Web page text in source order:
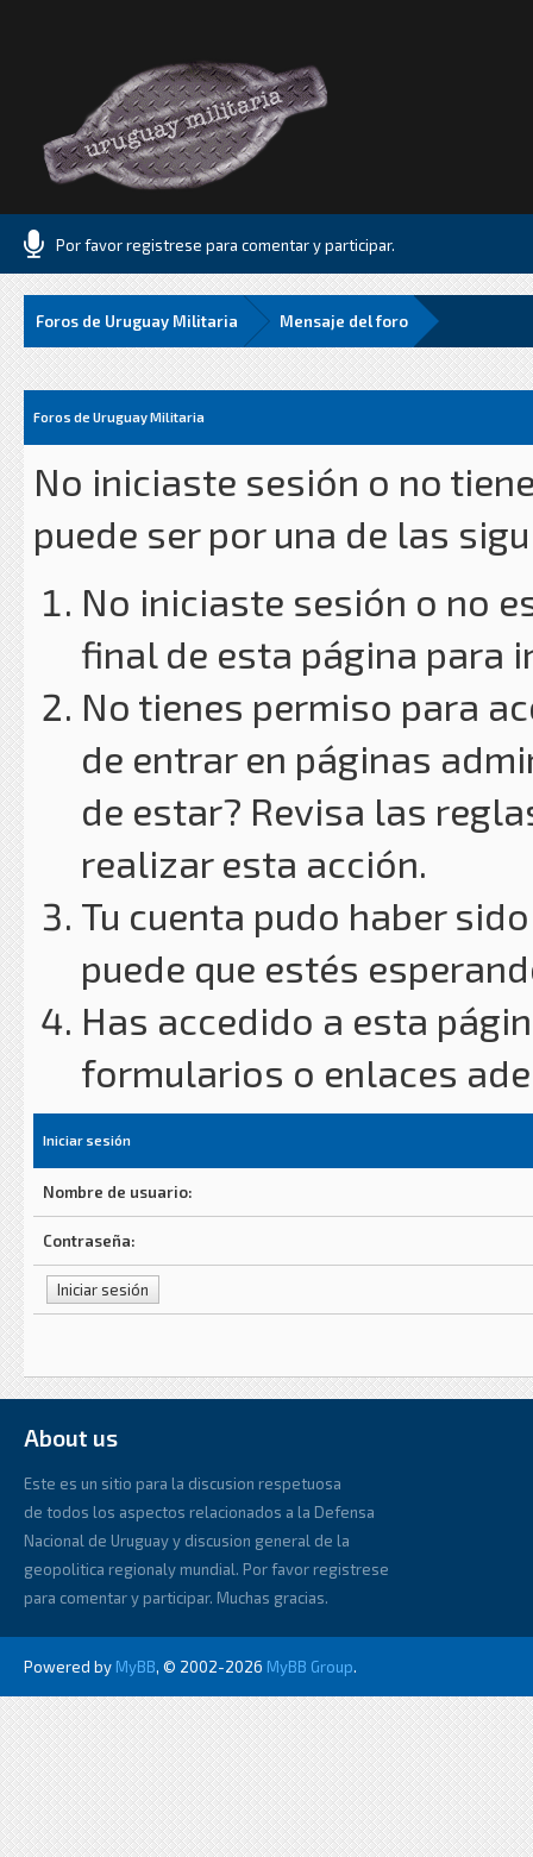
Por favor registrese para comentar y participar.
Foros de Uruguay Militaria Mensaje del foro
Foros de Uruguay Militaria
No iniciaste sesión o no
puede ser por una de las
No iniciaste sesión o no
final de esta página para
No tienes permiso para
de entrar en páginas
de estar? Revisa las
realizar esta acción.
Tu cuenta pudo haber
puede que estés
Has accedido a esta
formularios o enlaces
Iniciar sesión
Nombre de usuario:
Contraseña:
About us
Este es un sitio para la discusion respetuosa
de todos los aspectos relacionados a la Defensa
Nacional de Uruguay y discusion general de la
geopolitica regionaly mundial. Por favor registrese
para comentar y participar. Muchas gracias.
Powered by MyBB, © 2002-2026 MyBB Group.